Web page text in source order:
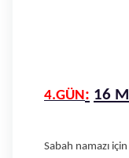
4.GÜN : 16
Sabah namazı